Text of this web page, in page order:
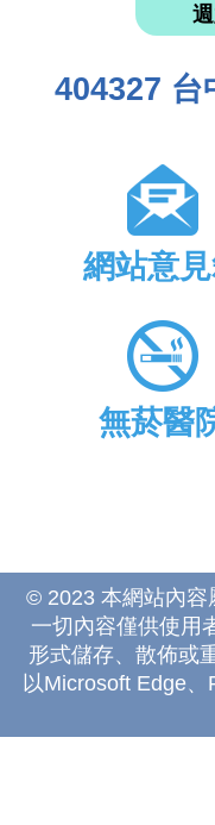
404327 台
網站意
無菸醫
© 2023 本網站內容
一切內容僅供使用
形式儲存、散佈或
以Microsoft Edge